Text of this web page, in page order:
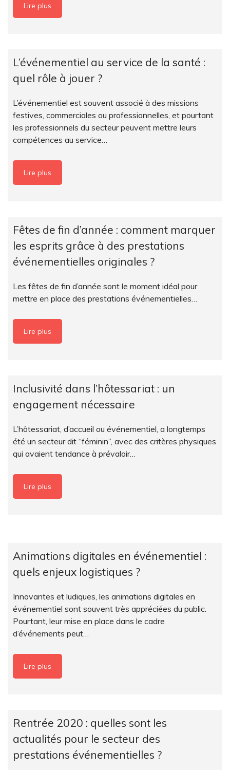
Lire plus
L’événementiel au service de la santé :
quel rôle à jouer ?
L’événementiel est souvent associé à des missions
festives, commerciales ou professionnelles, et pourtant
les professionnels du secteur peuvent mettre leurs
compétences au service…
Lire plus
Fêtes de fin d’année : comment marquer
les esprits grâce à des prestations
événementielles originales ?
Les fêtes de fin d’année sont le moment idéal pour
mettre en place des prestations événementielles…
Lire plus
Inclusivité dans l’hôtessariat : un
engagement nécessaire
L’hôtessariat, d’accueil ou événementiel, a longtemps
été un secteur dit “féminin”, avec des critères physiques
qui avaient tendance à prévaloir…
Lire plus
Animations digitales en événementiel :
quels enjeux logistiques ?
Innovantes et ludiques, les animations digitales en
événementiel sont souvent très appréciées du public.
Pourtant, leur mise en place dans le cadre
d’événements peut…
Lire plus
Rentrée 2020 : quelles sont les
actualités pour le secteur des
prestations événementielles ?